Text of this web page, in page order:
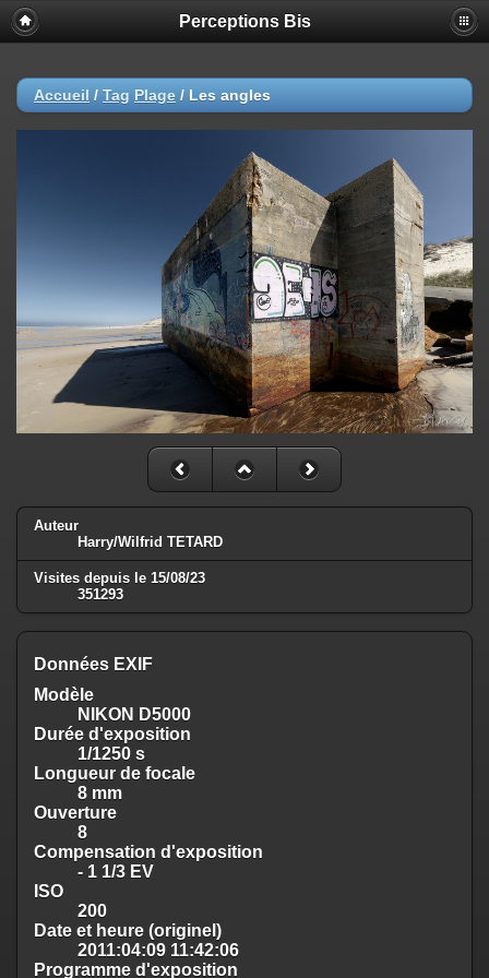
Perceptions Bis
Accueil / Tag Plage / Les angles
Auteur
Harry/Wilfrid TETARD
Visites depuis le 15/08/23
351293
Données EXIF
Modèle
NIKON D5000
Durée d'exposition
1/1250 s
Longueur de focale
8 mm
Ouverture
8
Compensation d'exposition
- 1 1/3 EV
ISO
200
Date et heure (originel)
2011:04:09 11:42:06
Programme d'exposition